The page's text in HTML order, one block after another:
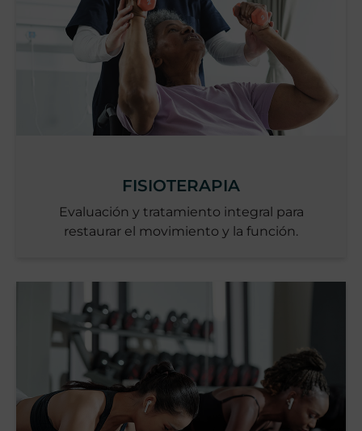
FISIOTERAPIA
Evaluación y tratamiento integral para
restaurar el movimiento y la función.